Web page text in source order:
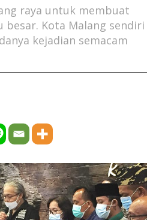
raya untuk membuat
Kota Malang sendiri
kejadian semacam